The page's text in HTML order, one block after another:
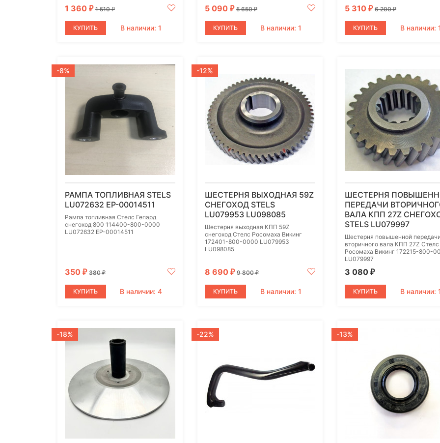
1 360 ₽ 1 510₽
КУПИТЬ В наличии: 1
5 090 ₽ 5 650₽
КУПИТЬ В наличии: 1
5 310 ₽ 6 200₽
КУПИТЬ В наличии:
-8%
РАМПА ТОПЛИВНАЯ STELS
LU072632 EP-00014511
Рампа топливная Стелс Гепард
снегоход 800 114400-800-0000
LU072632 EP-00014511
350 ₽ 380₽
КУПИТЬ В наличии: 4
-12%
ШЕСТЕРНЯ ВЫХОДНАЯ 59Z
СНЕГОХОД STELS
LU079953 LU098085
Шестерня выходная КПП 59Z
снегоход Стелс Росомаха Викинг
172401-800-0000 LU079953
LU098085
8 690 ₽ 9 800₽
КУПИТЬ В наличии: 1
ШЕСТЕРНЯ
ПЕРЕДАЧИ
ВАЛА КПП 27Z
STELS LU079997
Шестерня повышенной
вторичного вала КПП 27Z Стелс
Росомаха Викинг 172215-800-
LU079997
3 080 ₽
КУПИТЬ В наличии:
-18% -22% -13%